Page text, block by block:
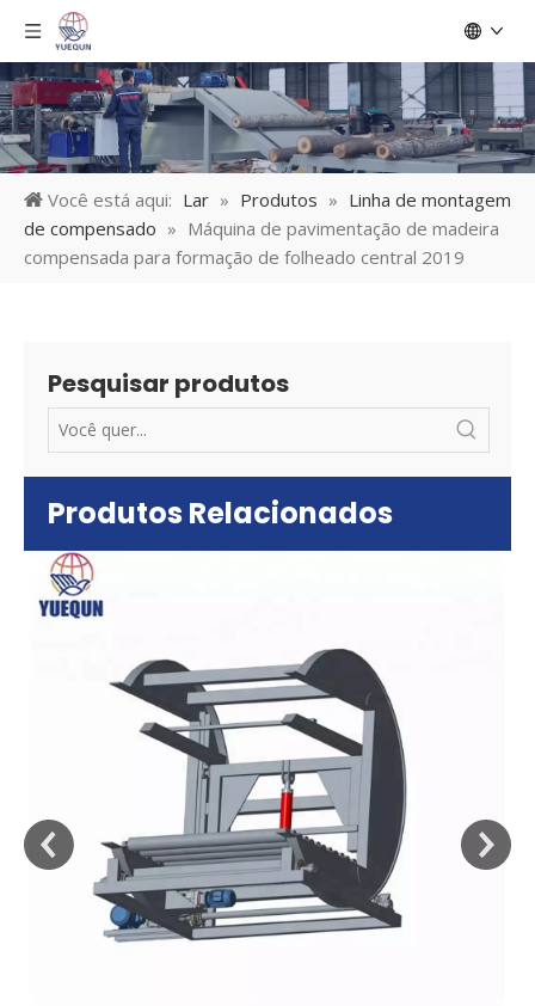
Você está aqui: Lar » Produtos » Linha de montagem
de compensado » Máquina de pavimentação de madeira
compensada para formação de folheado central 2019
Pesquisar produtos
Produtos Relacionados